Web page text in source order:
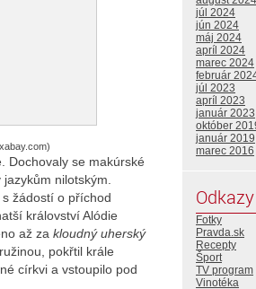
Dochovaly se makúrské
nilotským.
žádostí o příchod
království Alódie
až za kloudný uherský
pokřtil krále
církvi a vstoupilo pod
júl 2024
jún 2024
máj 2024
apríl 2024
marec 2024
február
júl 2023
apríl 2023
január 2023
október
január 2019
marec 2016
Odkazy
Fotky
Pravda.sk
Recepty
Šport
TV program
Vinotéka